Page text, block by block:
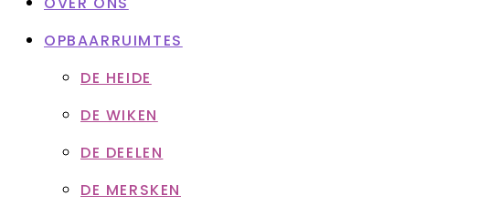
OPBAARRUIMTES
DE HEIDE
DE WIKEN
DE DEELEN
DE MERSKEN